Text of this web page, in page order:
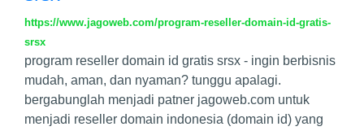
https://www.jagoweb.com/program-reseller-domain-id-gratis-
srsx
program reseller domain id gratis srsx - ingin berbisnis
mudah, aman, dan nyaman? tunggu apalagi.
bergabunglah menjadi patner jagoweb.com untuk
menjadi reseller domain indonesia (domain id) yang